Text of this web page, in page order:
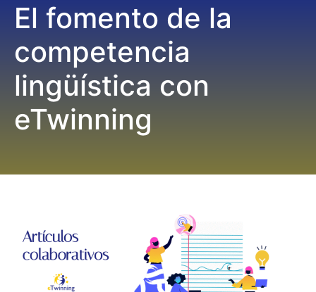
El fomento de la
competencia
lingüística con
eTwinning